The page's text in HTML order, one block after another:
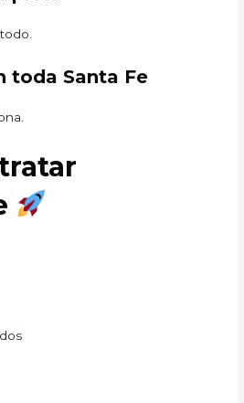
toda Santa Fe